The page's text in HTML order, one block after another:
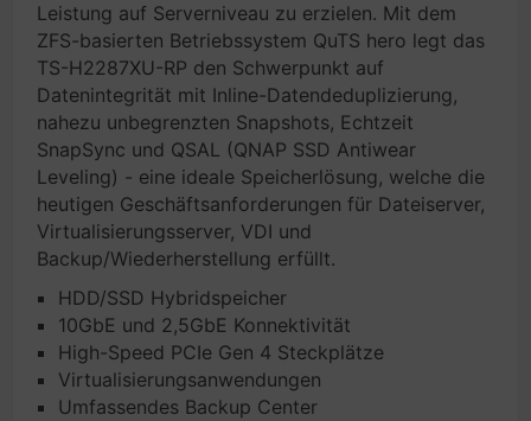
Leistung auf Serverniveau zu erzielen. Mit dem
ZFS-basierten Betriebssystem QuTS hero legt das
TS-H2287XU-RP den Schwerpunkt auf
Datenintegrität mit Inline-Datendeduplizierung,
nahezu unbegrenzten Snapshots, Echtzeit
SnapSync und QSAL (QNAP SSD Antiwear
Leveling) - eine ideale Speicherlösung, welche die
heutigen Geschäftsanforderungen für Dateiserver,
Virtualisierungsserver, VDI und
Backup/Wiederherstellung erfüllt.
HDD/SSD Hybridspeicher
10GbE und 2,5GbE Konnektivität
High-Speed PCIe Gen 4 Steckplätze
Virtualisierungsanwendungen
Umfassendes Backup Center